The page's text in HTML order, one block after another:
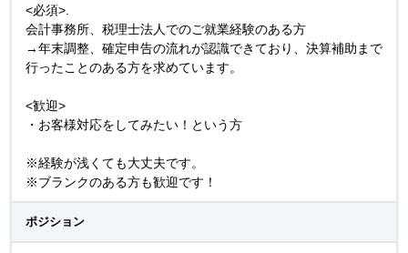
<必須>.
会計事務所、税理士法人でのご就業経験のある方
→年末調整、確定申告の流れが認識できており、決算補助まで
行ったことのある方を求めています。
<歓迎>
・お客様対応をしてみたい！という方
※経験が浅くても大丈夫です。
※ブランクのある方も歓迎です！
ポジション